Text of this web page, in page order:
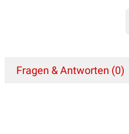
Fragen & Antworten (0)